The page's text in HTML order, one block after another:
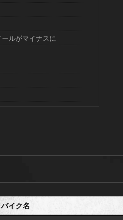
ルがマイナスに
バイク名